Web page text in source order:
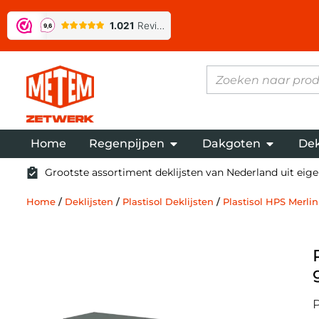
Home Regenpijpen Dakgoten
Grootste assortiment deklijsten van Nederland uit
Home/ Deklijsten / Plastisol Deklijsten / Plastisol HPS